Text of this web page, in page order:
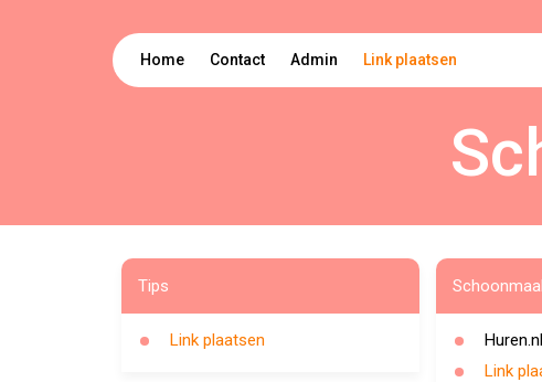
Home Contact Admin Link plaatsen
Tips
Link plaatsen
Huren.nl
Link